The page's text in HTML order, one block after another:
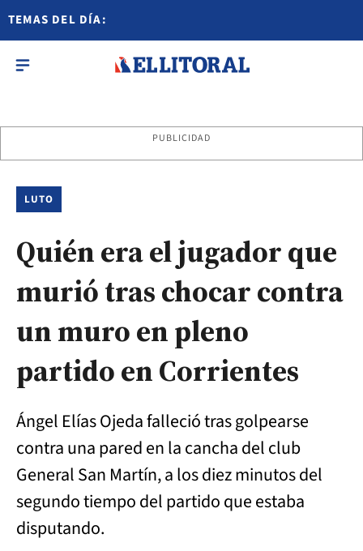
TEMAS DEL DÍA:
PUBLICIDAD
LUTO
Quién era el jugador que
murió tras chocar contra
un muro en pleno
partido en Corrientes
Ángel Elías Ojeda falleció tras golpearse
contra una pared en la cancha del club
General San Martín, a los diez minutos del
segundo tiempo del partido que estaba
disputando.